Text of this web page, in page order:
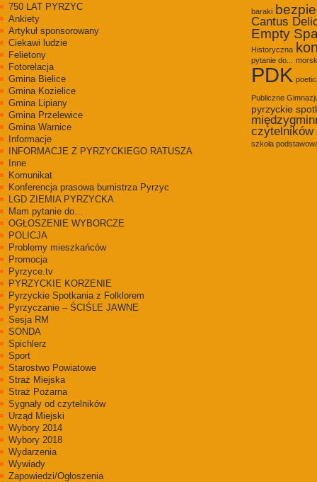
750 LAT PYRZYC
Ankiety
Artykuł sponsorowany
Ciekawi ludzie
Felietony
Fotorelacja
Gmina Bielice
Gmina Kozielice
Gmina Lipiany
Gmina Przelewice
Gmina Warnice
Informacje
INFORMACJE Z PYRZYCKIEGO RATUSZA
Inne
Komunikat
Konferencja prasowa bumistrza Pyrzyc
LGD ZIEMIA PYRZYCKA
Mam pytanie do…
OGŁOSZENIE WYBORCZE
POLICJA
Problemy mieszkańców
Promocja
Pyrzyce.tv
PYRZYCKIE KORZENIE
Pyrzyckie Spotkania z Folklorem
Pyrzyczanie – ŚCIŚLE JAWNE
Sesja RM
SONDA
Spichlerz
Sport
Starostwo Powiatowe
Straż Miejska
Straż Pożarna
Sygnały od czytelników
Urząd Miejski
Wybory 2014
Wybory 2018
Wydarzenia
Wywiady
Zapowiedzi/Ogłoszenia
baraki
Cantus
Empty
Historyczna
pytanie do...
PDK
Publiczne
pyrzyckie
czytelników
szkoła